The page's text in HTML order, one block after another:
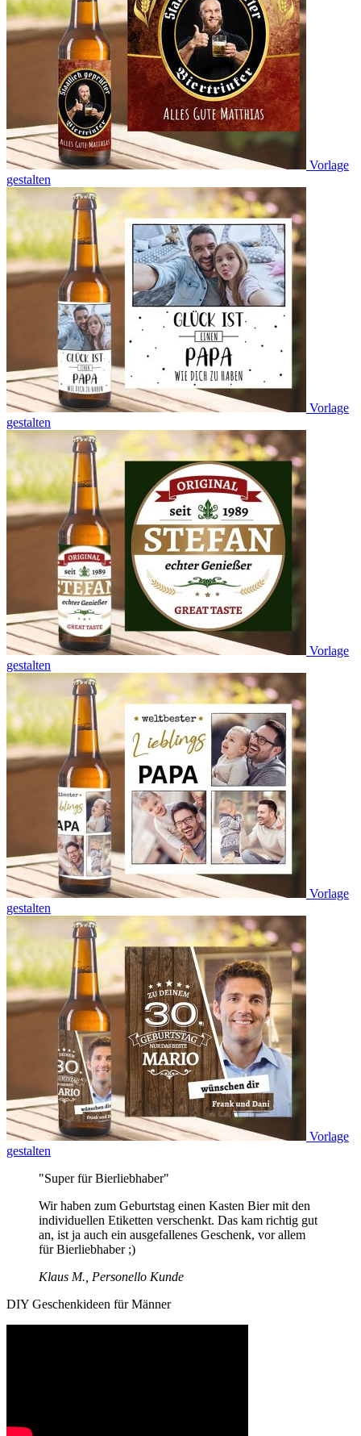
Vorlage
gestalten
Vorlage
gestalten
Vorlage
gestalten
Vorlage
gestalten
Vorlage
gestalten
"Super für Bierliebhaber"
Wir haben zum Geburtstag einen Kasten Bier mit den
individuellen Etiketten verschenkt. Das kam richtig gut
an, ist ja auch ein ausgefallenes Geschenk, vor allem
für Bierliebhaber ;)
Klaus M., Personello Kunde
DIY Geschenkideen für Männer